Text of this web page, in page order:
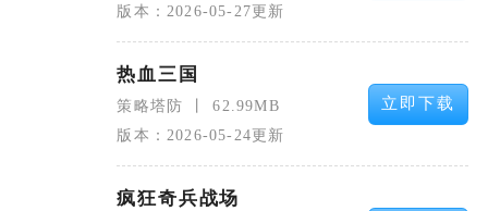
版本：2026-05-27更新
热血三国
策略塔防
62.99MB
版本：2026-05-24更新
立即下载
疯狂奇兵战场